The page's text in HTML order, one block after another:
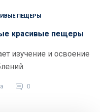
ПЕЩЕРЫ
красивые пещеры
изучение и освоение
0